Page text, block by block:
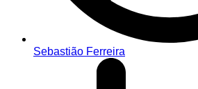
Sebastião Ferreira